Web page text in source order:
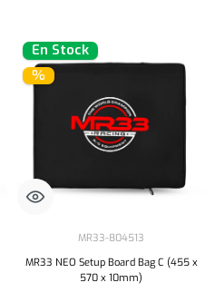
En Stock
%
MR33-804513
MR33 NEO Setup Board Bag C (455 x
570 x 10mm)